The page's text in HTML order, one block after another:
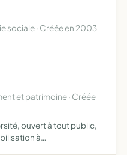
sociale · Créée en 2003
et patrimoine · Créée
ouvert à tout public,
à